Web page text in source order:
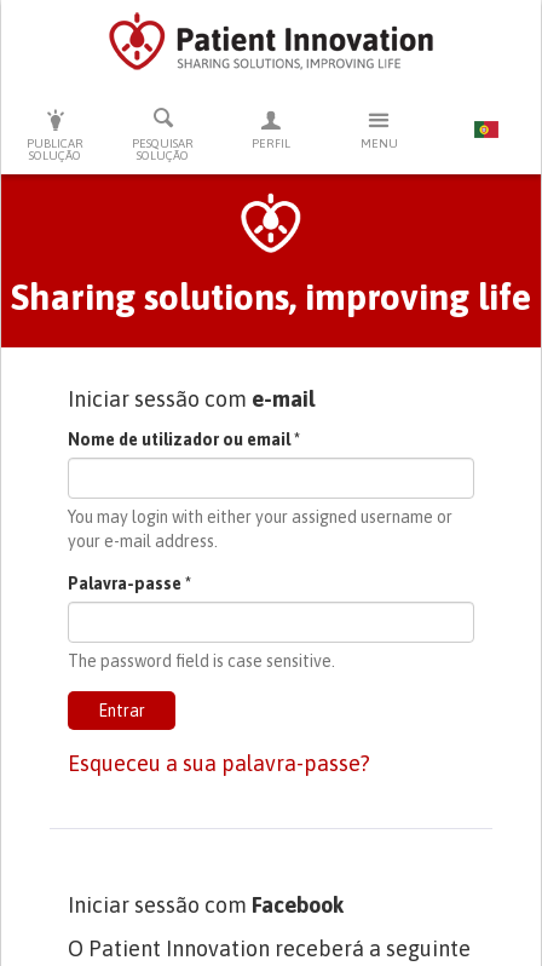
PUBLICAR
SOLUÇÃO
PESQUISAR
SOLUÇÃO
PERFIL MENU
PRESSIONE ENTER PARA PESQUISAR
Separadores primários
Sharing solutions, improving life
Iniciar sessão com e-mail
Nome de utilizador ou email*
You may login with either your assigned username or
your e-mail address.
Palavra-passe *
The password field is case sensitive.
Entrar
Esqueceu a sua palavra-passe?
Iniciar sessão com Facebook
O Patient Innovation receberá a seguinte